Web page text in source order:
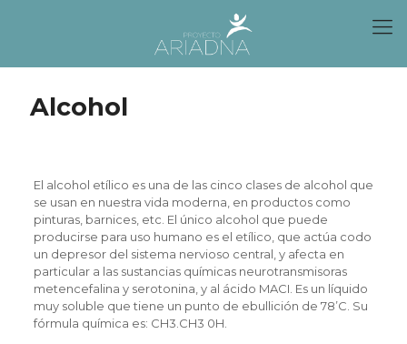
Alcohol
El alcohol etílico es una de las cinco clases de alcohol que
se usan en nuestra vida moderna, en productos como
pinturas, barnices, etc. El único alcohol que puede
producirse para uso humano es el etílico, que actúa codo
un depresor del sistema nervioso central, y afecta en
particular a las sustancias químicas neurotransmisoras
metencefalina y serotonina, y al ácido MACI. Es un líquido
muy soluble que tiene un punto de ebullición de 78’C. Su
fórmula química es: CH3.CH3 0H.